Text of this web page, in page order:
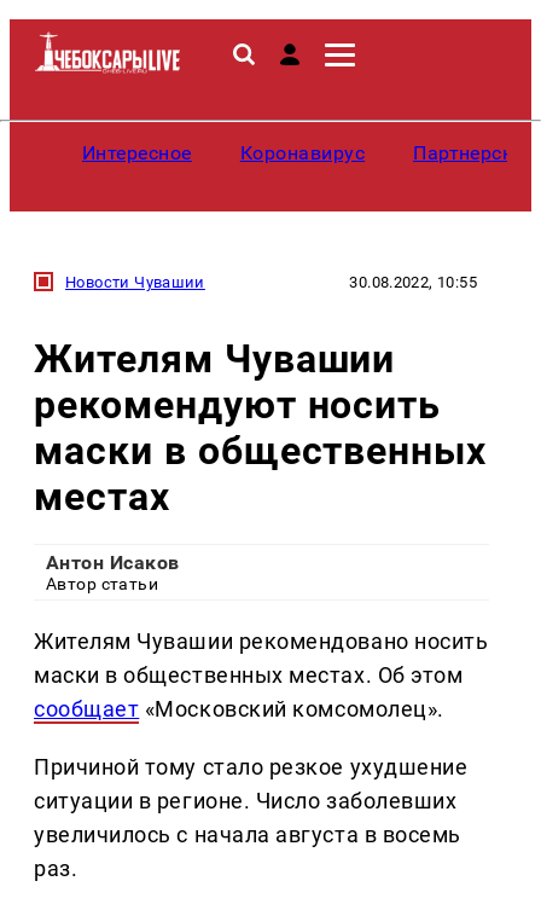
Интересное Коронавирус
Новости Чувашии 30.08.2022, 10:55
Жителям Чувашии
рекомендуют носить
маски в общественных
местах
Антон Исаков
Автор статьи
Жителям Чувашии рекомендовано носить
маски в общественных местах. Об этом
сообщает «Московский комсомолец».
Причиной тому стало резкое ухудшение
ситуации в регионе. Число заболевших
увеличилось с начала августа в восемь
раз.